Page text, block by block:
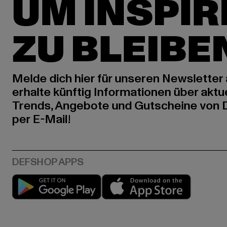
UM
ZU
Melde dich hier für unseren Newsletter
erhalte künftig Informationen über
Trends, Angebote und Gutscheine von
per E-Mail!
Play market